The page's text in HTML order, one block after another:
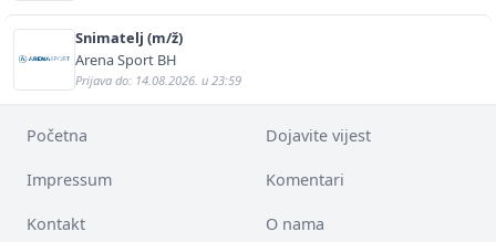
Snimatelj (m/ž)
Arena Sport BH
Prijava do: 14.08.2026. u 23:59
Početna Dojavite vijest
Impressum Komentari
Kontakt O nama